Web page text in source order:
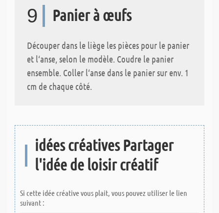
9 Panier à œufs
Découper dans le liège les pièces pour le panier
et l‘anse, selon le modèle. Coudre le panier
ensemble. Coller l‘anse dans le panier sur env. 1
cm de chaque côté.
idées créatives Partager
l'idée de loisir créatif
Si cette idée créative vous plait, vous pouvez utiliser le lien
suivant :